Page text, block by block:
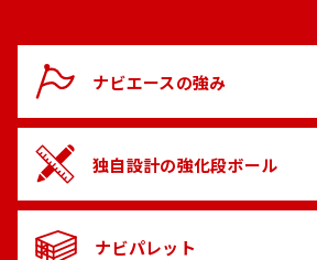
ナビエースの強み
独自設計の強化段ボール
ナビパレット